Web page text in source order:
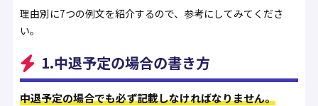
理由別に7つの例文を紹介するので、参考にしてみてくださ
い。
1.中退予定の場合の書き方
中退予定の場合でも必ず記載しなければなりません。